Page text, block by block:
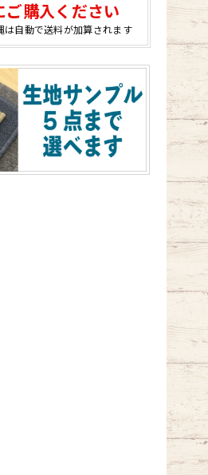
ご購入ください
は自動で送料が加算されます